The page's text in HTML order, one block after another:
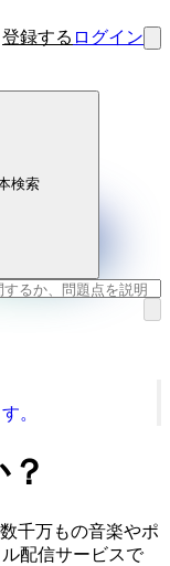
登録する ログイン
検索
。
千万もの音楽やポ
配信サービスで